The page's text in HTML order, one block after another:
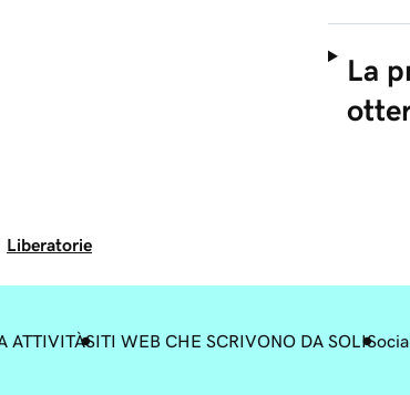
La
Liberatorie
ATTIVITÀSITI WEB CHE SCRIVONO DA SOLI